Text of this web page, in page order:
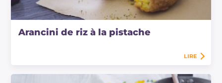
Arancini de riz à la pistache
LIRE